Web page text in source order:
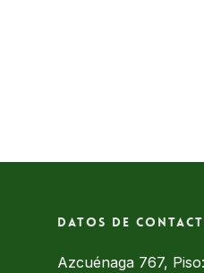
Datos de
Azcuénaga 767,